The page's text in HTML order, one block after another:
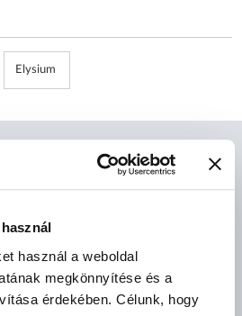
használ a weboldal
megkönnyítése és a
érdekében. Célunk, hogy
Elysium